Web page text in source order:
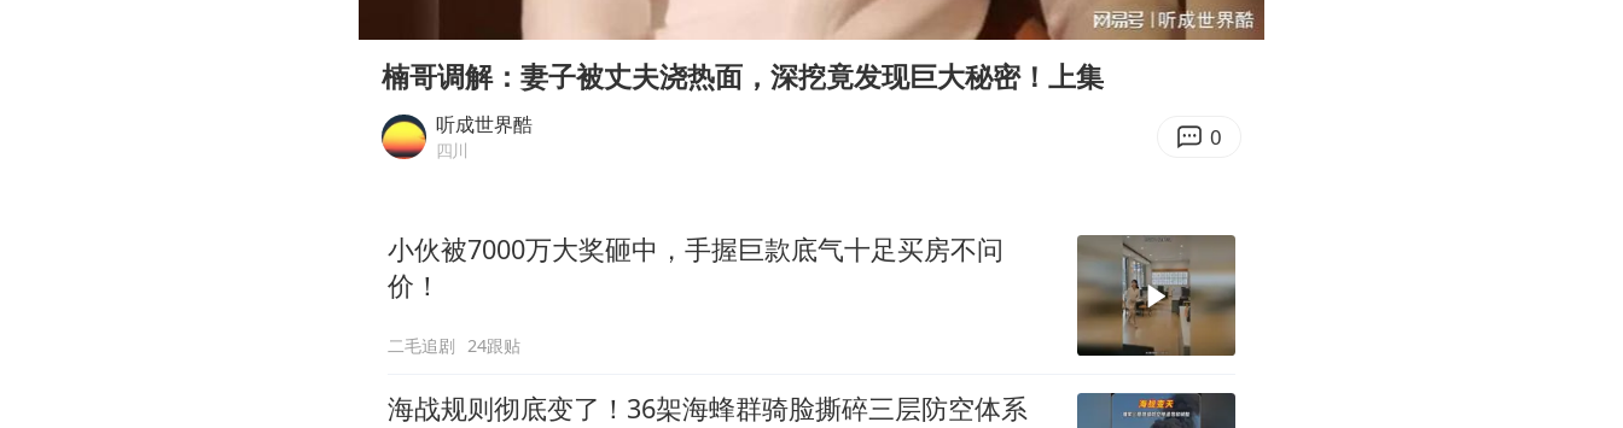
80后女柜员逆袭成4200亿银行副行长
27岁女子成组织卖淫集团主犯被通缉
贵州轮胎子公司获美国退税8136万
11:14
Enter
楠哥调解：妻子被丈夫浇热面，深挖竟发现巨大秘密！上集
听成世界酷
四川 0
小伙被7000万大奖砸中，手握巨款底气十足买房不问
价！
二毛追剧 24跟贴
海战规则彻底变了！36架海蜂群骑脸撕碎三层防空体系